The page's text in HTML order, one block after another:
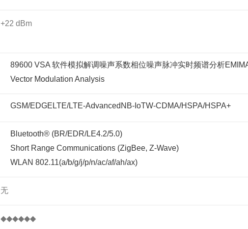
+22 dBm
89600 VSA 软件模拟解调噪声系数相位噪声脉冲实时频谱分析EMI
Vector Modulation Analysis
GSM/EDGE LTE/LTE-Advanced NB-IoTW-CDMA/HSPA/HSPA+
Bluetooth® (BR/EDR/LE4.2/5.0)
Short Range Communications (ZigBee, Z-Wave)
WLAN 802.11(a/b/g/j/p/n/ac/af/ah/ax)
无
◆◆◆◆◆◆